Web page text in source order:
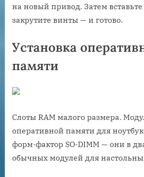
на новый привод. Затем вставьте
закрутите винты — и готово.
Установка
памяти
Слоты RAM малого размера.
оперативной памяти для
форм-фактор SO-DIMM — они в
обычных модулей для